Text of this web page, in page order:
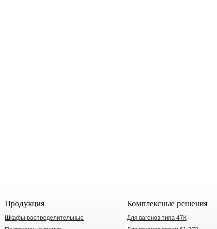
Продукция
Шкафы распределительные
Комплексные решения
Для вагонов типа 47К